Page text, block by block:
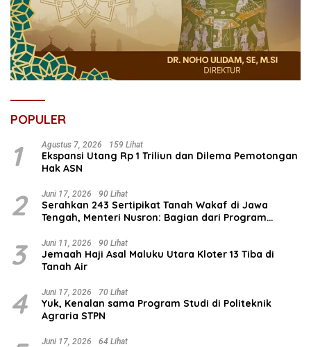
POPULER
1 Agustus 7, 2026 159 Lihat
Ekspansi Utang Rp 1 Triliun dan Dilema Pemotongan
Hak ASN
2 Juni 17, 2026 90 Lihat
Serahkan 243 Sertipikat Tanah Wakaf di Jawa
Tengah, Menteri Nusron: Bagian dari Program
Umat
3 Juni 11, 2026 90 Lihat
Jemaah Haji Asal Maluku Utara Kloter 13 Tiba di
Tanah Air
4 Juni 17, 2026 70 Lihat
Yuk, Kenalan sama Program Studi di Politeknik
Agraria STPN
Juni 17, 2026 64 Lihat